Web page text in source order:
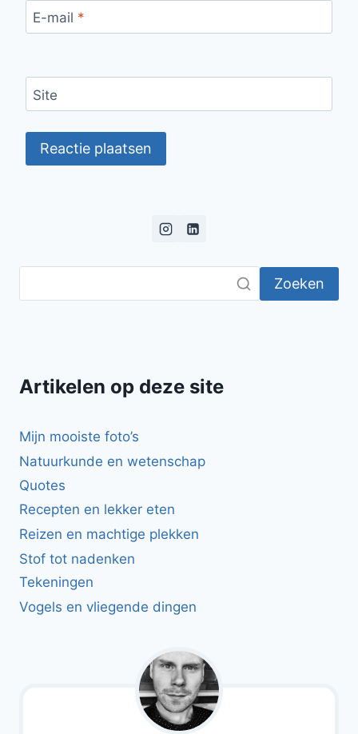
E-mail *
Site
Zoeken
Artikelen op deze site
Mijn mooiste foto’s
Natuurkunde en wetenschap
Quotes
Recepten en lekker eten
Reizen en machtige plekken
Stof tot nadenken
Tekeningen
Vogels en vliegende dingen